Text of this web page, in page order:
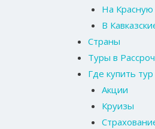
На
В
Страны
Туры в
Где купить тур
Акции
Круизы